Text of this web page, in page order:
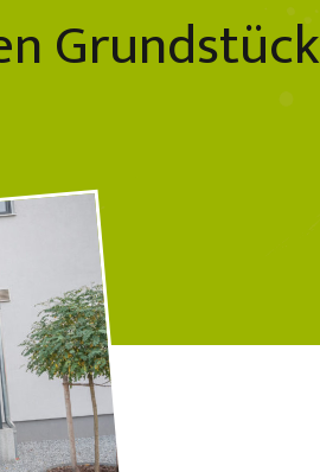
Grundstück